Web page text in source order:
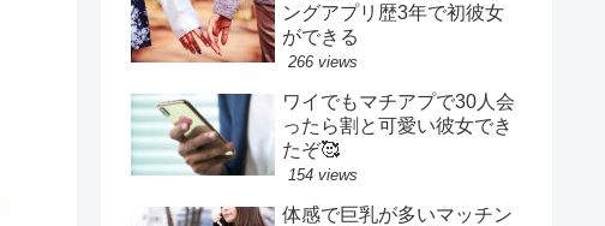
ングアプリ歴3年で初彼女
ができる
266 views
ワイでもマチアプで30人会
ったら割と可愛い彼女でき
たぞ🥰
154 views
体感で巨乳が多いマッチン